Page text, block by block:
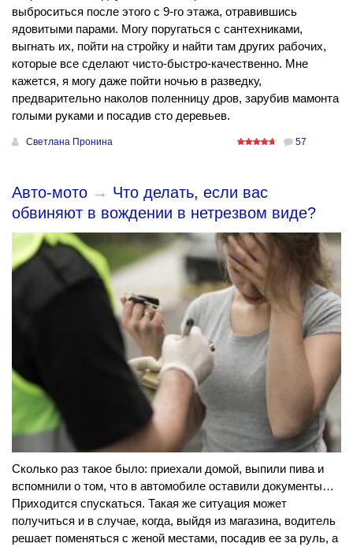
выброситься после этого с 9-го этажа, отравившись
ядовитыми парами. Могу поругаться с сантехниками,
выгнать их, пойти на стройку и найти там других рабочих,
которые все сделают чисто-быстро-качественно. Мне
кажется, я могу даже пойти ночью в разведку,
предварительно наколов поленницу дров, зарубив мамонта
голыми руками и посадив сто деревьев.
Светлана Пронина 57
Авто-мото → Что делать, если вас
обвиняют в вождении в нетрезвом виде?
Сколько раз такое было: приехали домой, выпили пива и
вспомнили о том, что в автомобиле оставили документы…
Приходится спускаться. Такая же ситуация может
получиться и в случае, когда, выйдя из магазина, водитель
решает поменяться с женой местами, посадив ее за руль, а